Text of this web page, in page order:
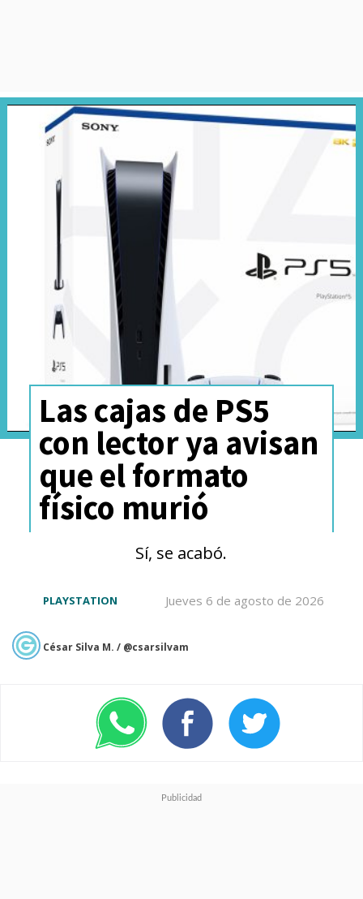
Las cajas de PS5
con lector ya avisan
que el formato
físico murió
Sí, se acabó.
Jueves 6 de agosto de 2026
PLAYSTATION
César Silva M. / @csarsilvam